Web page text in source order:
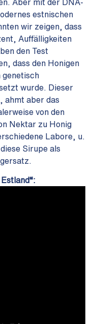
Aber mit der DNA-
estnischen
wir zeigen, dass
Auffälligkeiten
den Test
dass den Honigen
genetisch
wurde. Dieser
ahmt aber das
von den
Nektar zu Honig
Labore, u.
Sirupe als